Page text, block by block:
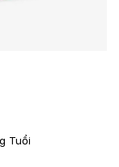
Tuổi